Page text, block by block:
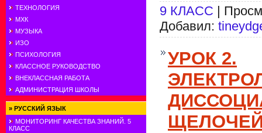
ТЕХНОЛОГИЯ
МХК
МУЗЫКА
ИЗО
ПСИХОЛОГИЯ
КЛАССНОЕ РУКОВОДСТВО
ВНЕКЛАССНАЯ РАБОТА
АДМИНИСТРАЦИЯ ШКОЛЫ
» РУССКИЙ ЯЗЫК
МОНИТОРИНГ КАЧЕСТВА ЗНАНИЙ. 5
КЛАСС
9 КЛАСС |
Добавил:
УРОК 2.